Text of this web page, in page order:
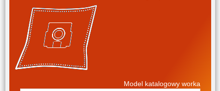
Model katalogowy worka